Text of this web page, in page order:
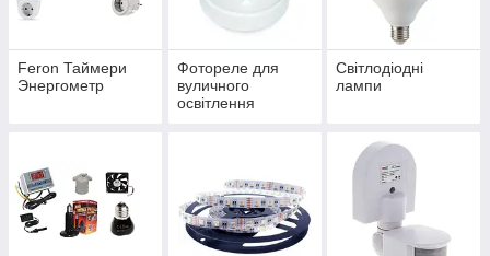
Feron Таймери
Энергометр
Фотореле для
вуличного
освітлення
Світлодіодні
лампи